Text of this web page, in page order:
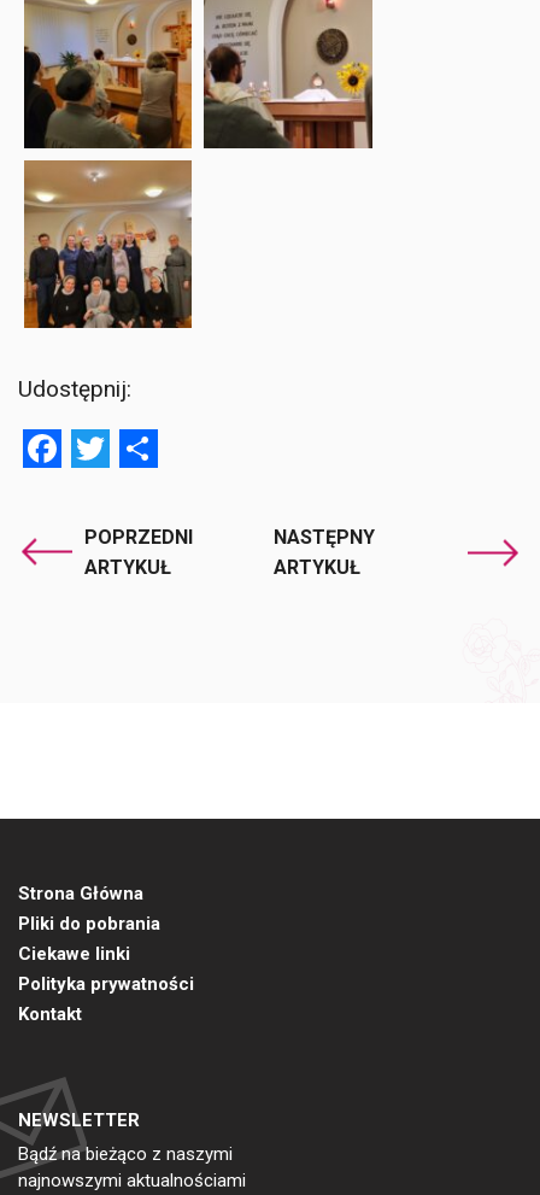
Udostępnij:
Facebook
Twitter
POPRZEDNI
ARTYKUŁ
NASTĘPNY
ARTYKUŁ
Strona Główna
Pliki do pobrania
Ciekawe linki
Polityka prywatności
Kontakt
NEWSLETTER
Bądź na bieżąco z naszymi
najnowszymi aktualnościami